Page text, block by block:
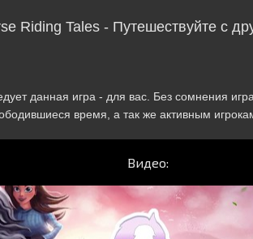
Riding Tales - Путешествуйте с
данная игра - для вас. Без сомнения
время, а так же активным
Видео: